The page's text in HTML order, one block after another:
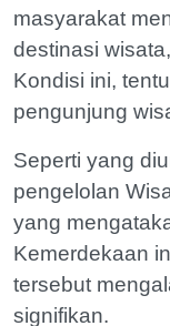
masyarakat
destinasi
Kondisi ini,
pengunjung
Seperti yang
pengelolan
yang
Kemerdekaan
tersebut
signifikan.